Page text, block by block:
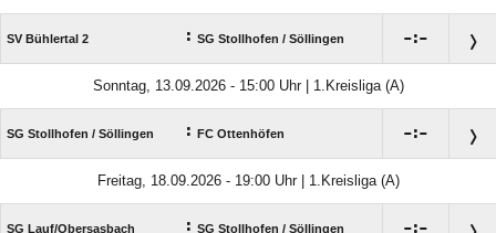
SV Bühlertal 2 : SG Stollhofen /​ Söllingen :
Sonntag, 13.09.2026 - 15:00 Uhr | 1.Kreisliga (A)
SG Stollhofen /​ Söllingen : FC Ottenhöfen :
Freitag, 18.09.2026 - 19:00 Uhr | 1.Kreisliga (A)
SG Lauf/​Obersasbach : SG Stollhofen /​ Söllingen :